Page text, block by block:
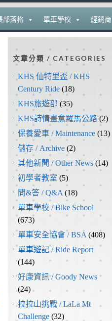
部落格 單車學校 經銷商
文章分類 / CATEGORIES
KHS 仙特里盃 / KHS
Century Ride (18)
KHS旅遊部 (35)
KHS詩情畫意羅馬公路 (2)
保養愛車 / Maintenance (13)
儲存 / Archive (2)
其他新聞 / Other News (14)
初學者教室 (5)
問&答 / Q&A (18)
單車學校 / Bike School
(673)
單車安全協會 / BSA (408)
單車遊記 / Ride Report
(144)
好康資訊 / Goody News
(24)
拉拉山挑戰 / LaLa Mt
Challenge (32)